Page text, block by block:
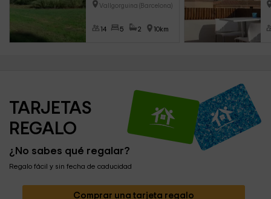
Vallgorguina (Barcelona)
14 5 2 10km
TARJETAS
REGALO
¿No sabes qué regalar?
Regalo fácil y sin fecha de caducidad
Comprar una tarjeta regalo